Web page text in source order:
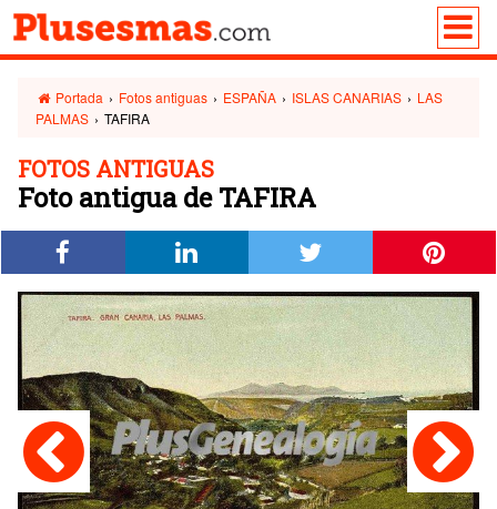
Portada › Fotos antiguas › ESPAÑA › ISLAS CANARIAS › LAS
PALMAS › TAFIRA
FOTOS ANTIGUAS
Foto antigua de TAFIRA